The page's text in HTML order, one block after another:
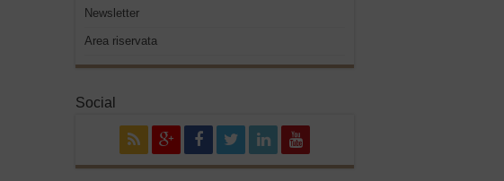
Newsletter
Area riservata
Social